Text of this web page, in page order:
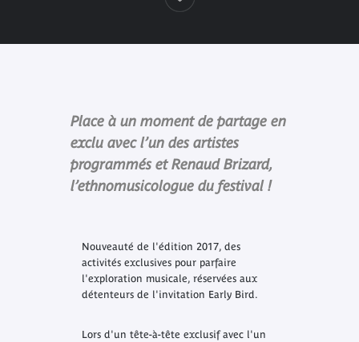
Place à un moment de partage en
exclu avec l’un des artistes
programmés et Renaud Brizard,
l’ethnomusicologue du festival !
Nouveauté de l'édition 2017, des
activités exclusives pour parfaire
l'exploration musicale, réservées aux
détenteurs de l'invitation Early Bird.
Lors d'un tête-à-tête exclusif avec l'un